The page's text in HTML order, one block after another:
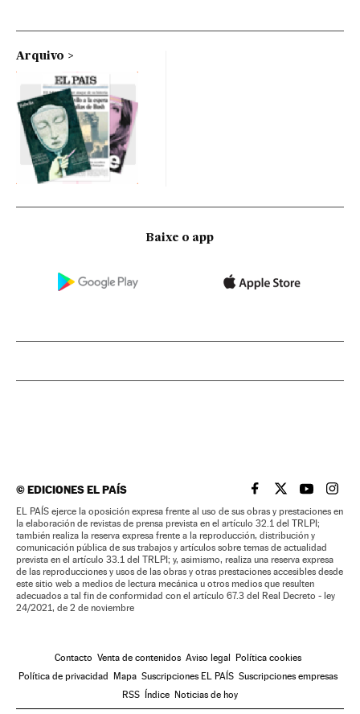
Arquivo
Baixe o app
©EDICIONES EL PAÍS EL PAÍS BRASIL EN
EL PAÍSEL PAÍS
EL
EL PAÍS ejerce la oposición expresa frente al uso de sus obras y prestaciones en
la elaboración de revistas de prensa prevista en el artículo 32.1 del TRLPI;
también realiza la reserva expresa frente a la reproducción, distribución y
comunicación pública de sus trabajos y artículos sobre temas de actualidad
prevista en el artículo 33.1 del TRLPI; y, asimismo, realiza una reserva expresa
de las reproducciones y usos de las obras y otras prestaciones accesibles desde
este sitio web a medios de lectura mecánica u otros medios que resulten
adecuados a tal fin de conformidad con el artículo 67.3 del Real Decreto - ley
24/2021, de 2 de noviembre
Contacto Venta de contenidos Aviso legal
Política cookies
Política de privacidad
Mapa Suscripciones EL PAÍS Suscripciones empresas
RSS
Índice Noticias de hoy